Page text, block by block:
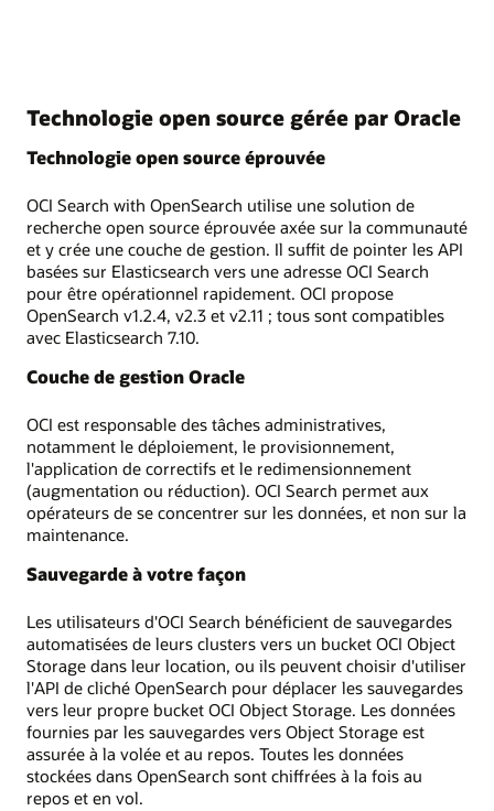
Technologie open source gérée par Oracle
Technologie open source éprouvée
OCI Search with OpenSearch utilise une solution de
recherche open source éprouvée axée sur la communauté
et y crée une couche de gestion. Il suffit de pointer les API
basées sur Elasticsearch vers une adresse OCI Search
pour être opérationnel rapidement. OCI propose
OpenSearch v1.2.4, v2.3 et v2.11 ; tous sont compatibles
avec Elasticsearch 7.10.
Couche de gestion Oracle
OCI est responsable des tâches administratives,
notamment le déploiement, le provisionnement,
l'application de correctifs et le redimensionnement
(augmentation ou réduction). OCI Search permet aux
opérateurs de se concentrer sur les données, et non sur la
maintenance.
Sauvegarde à votre façon
Les utilisateurs d'OCI Search bénéficient de sauvegardes
automatisées de leurs clusters vers un bucket OCI Object
Storage dans leur location, ou ils peuvent choisir d'utiliser
l'API de cliché OpenSearch pour déplacer les sauvegardes
vers leur propre bucket OCI Object Storage. Les données
fournies par les sauvegardes vers Object Storage est
assurée à la volée et au repos. Toutes les données
stockées dans OpenSearch sont chiffrées à la fois au
repos et en vol.